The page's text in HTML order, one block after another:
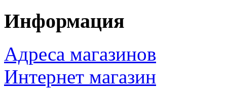
Информация
Адреса магазинов
Интернет магазин